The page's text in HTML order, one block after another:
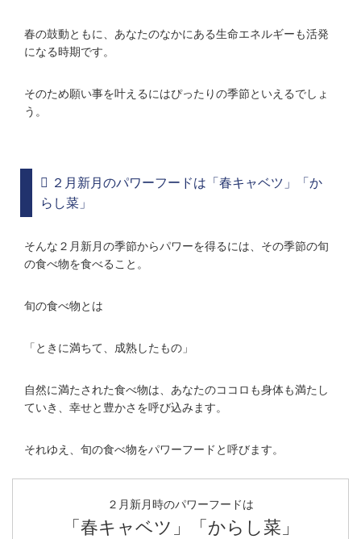
春の鼓動ともに、あなたのなかにある生命エネルギーも活発
になる時期です。
そのため願い事を叶えるにはぴったりの季節といえるでしょ
う。
２月新月のパワーフードは「春キャベツ」「か
らし菜」
そんな２月新月の季節からパワーを得るには、その季節の旬
の食べ物を食べること。
旬の食べ物とは
「ときに満ちて、成熟したもの」
自然に満たされた食べ物は、あなたのココロも身体も満たし
ていき、幸せと豊かさを呼び込みます。
それゆえ、旬の食べ物をパワーフードと呼びます。
２月新月時のパワーフードは
「春キャベツ」「からし菜」